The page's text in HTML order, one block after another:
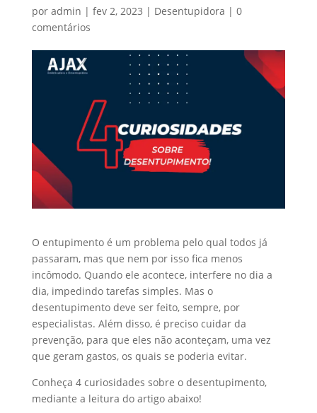
por admin | fev 2, 2023 | Desentupidora | 0
comentários
O entupimento é um problema pelo qual todos já
passaram, mas que nem por isso fica menos
incômodo. Quando ele acontece, interfere no dia a
dia, impedindo tarefas simples. Mas o
desentupimento deve ser feito, sempre, por
especialistas. Além disso, é preciso cuidar da
prevenção, para que eles não aconteçam, uma vez
que geram gastos, os quais se poderia evitar.
Conheça 4 curiosidades sobre o desentupimento,
mediante a leitura do artigo abaixo!